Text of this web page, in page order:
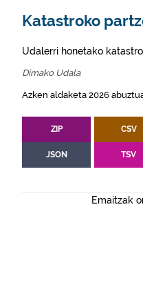
Katastroko
Udalerri honetako
Dimako Udala
Azken aldaketa 2026
ZIP CSV
JSON TSV
Emaitzak